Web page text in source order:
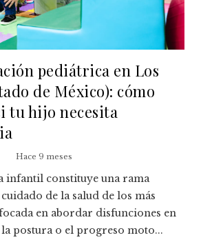
pediátrica en Los
de México): cómo
tu hijo necesita
Hace 9 meses
infantil constituye una rama
de la salud de los más
en abordar disfunciones en
postura o el progreso moto...